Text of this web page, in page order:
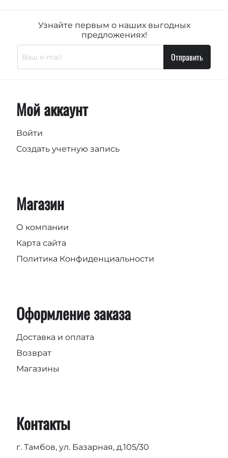
Узнайте первым о наших выгодных
предложениях!
Отправить
Мой аккаунт
Войти
Создать учетную запись
Магазин
О компании
Карта сайта
Политика Конфиденциальности
Оформление заказа
Доставка и оплата
Возврат
Магазины
Контакты
г. Тамбов, ул. Базарная, д.105/30